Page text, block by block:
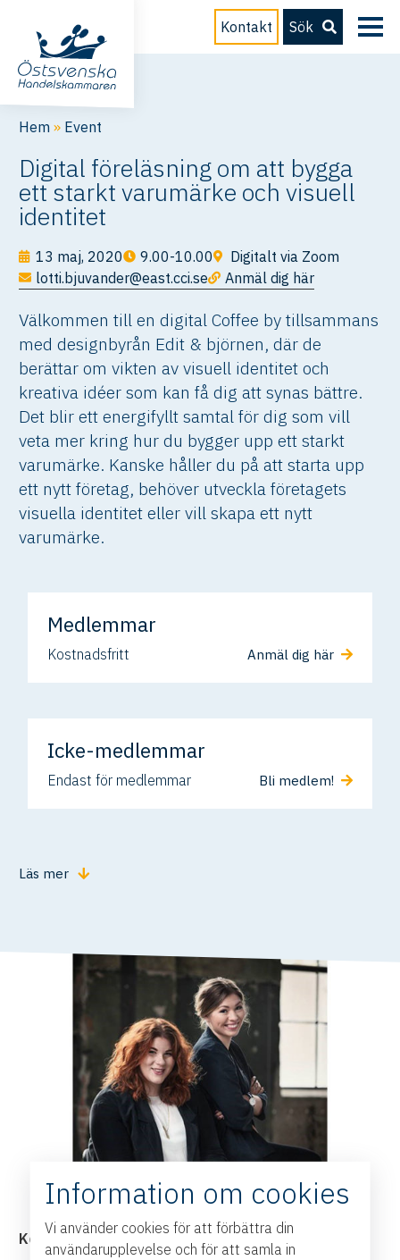
Kontakt Sök
Hem » Event
Digital föreläsning om att bygga
ett starkt varumärke och visuell
identitet
13 maj, 2020 9.00-10.00
Digitalt via Zoom
lotti.bjuvander@east.cci.se
Anmäl dig här
Välkommen till en digital Coffee by tillsammans
med designbyrån Edit & björnen, där de
berättar om vikten av visuell identitet och
kreativa idéer som kan få dig att synas bättre.
Det blir ett energifyllt samtal för dig som vill
veta mer kring hur du bygger upp ett starkt
varumärke. Kanske håller du på att starta upp
ett nytt företag, behöver utveckla företagets
visuella identitet eller vill skapa ett nytt
varumärke.
Medlemmar
Kostnadsfritt Anmäl dig här
Icke-medlemmar
Endast för medlemmar Bli medlem!
Läs mer
Koncept, design och kreativitet.
Information om cookies
Vi använder cookies för att förbättra din
användarupplevelse och för att samla in